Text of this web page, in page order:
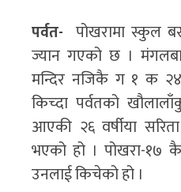
पर्वत- पोखरामा स्कुल
ज्यान गएको छ ।
मन्दिर नजिकै ग १ क
किच्दा पर्वतको
आएकी २६ वर्षीया
भएको हो । पोखरा-१७
उनलाई किचेको हो ।